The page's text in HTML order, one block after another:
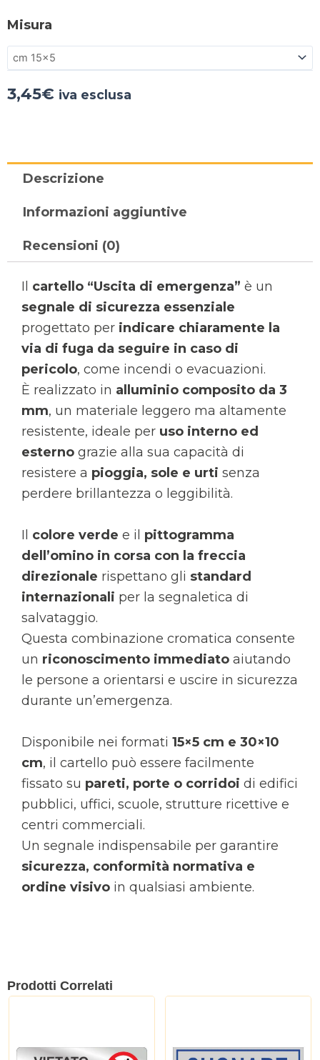
Misura
3,45€ iva esclusa
Descrizione
Informazioni aggiuntive
Recensioni (0)
Il cartello “Uscita di emergenza” è un
segnale di sicurezza essenziale
progettato per indicare chiaramente la
via di fuga da seguire in caso di
pericolo, come incendi o evacuazioni.
È realizzato in alluminio composito da 3
mm, un materiale leggero ma altamente
resistente, ideale per uso interno ed
esterno grazie alla sua capacità di
resistere a pioggia, sole e urti senza
perdere brillantezza o leggibilità.
Il colore verde e il pittogramma
dell’omino in corsa con la freccia
direzionale rispettano gli standard
internazionali per la segnaletica di
salvataggio.
Questa combinazione cromatica consente
un riconoscimento immediato aiutando
le persone a orientarsi e uscire in sicurezza
durante un’emergenza.
Disponibile nei formati 15×5 cm e 30×10
cm, il cartello può essere facilmente
fissato su pareti, porte o corridoi di edifici
pubblici, uffici, scuole, strutture ricettive e
centri commerciali.
Un segnale indispensabile per garantire
sicurezza, conformità normativa e
ordine visivo in qualsiasi ambiente.
Prodotti Correlati